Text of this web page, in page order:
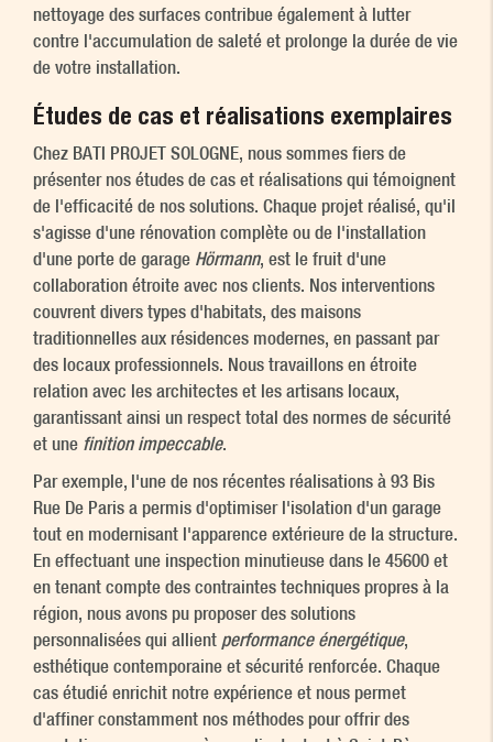
nettoyage des surfaces contribue également à lutter
contre l'accumulation de saleté et prolonge la durée de vie
de votre installation.
Études de cas et réalisations exemplaires
Chez BATI PROJET SOLOGNE, nous sommes fiers de
présenter nos études de cas et réalisations qui témoignent
de l'efficacité de nos solutions. Chaque projet réalisé, qu'il
s'agisse d'une rénovation complète ou de l'installation
d'une porte de garage Hörmann, est le fruit d'une
collaboration étroite avec nos clients. Nos interventions
couvrent divers types d'habitats, des maisons
traditionnelles aux résidences modernes, en passant par
des locaux professionnels. Nous travaillons en étroite
relation avec les architectes et les artisans locaux,
garantissant ainsi un respect total des normes de sécurité
et une finition impeccable.
Par exemple, l'une de nos récentes réalisations à 93 Bis
Rue De Paris a permis d'optimiser l'isolation d'un garage
tout en modernisant l'apparence extérieure de la structure.
En effectuant une inspection minutieuse dans le 45600 et
en tenant compte des contraintes techniques propres à la
région, nous avons pu proposer des solutions
personnalisées qui allient performance énergétique,
esthétique contemporaine et sécurité renforcée. Chaque
cas étudié enrichit notre expérience et nous permet
d'affiner constamment nos méthodes pour offrir des